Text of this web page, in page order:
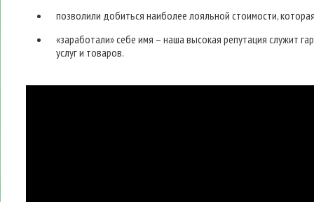
позволили добиться наиболее лояльной стоимости,
«заработали» себе имя – наша высокая репутация служит
услуг и товаров.